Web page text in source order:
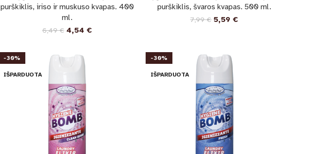
purškiklis, iriso ir muskuso kvapas. 400
ml.
6,49€ 4,54 €
purškiklis, švaros kvapas. 500 ml.
7,99€ 5,59€
-30%
IŠPARDUOTA
-30%
IŠPARDUOTA